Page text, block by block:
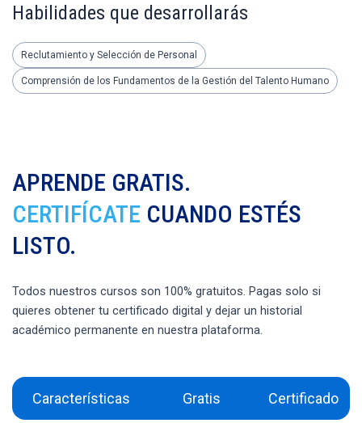
Habilidades que desarrollarás
Reclutamiento y Selección de Personal
Comprensión de los Fundamentos de la Gestión del Talento Humano
APRENDE GRATIS.
CERTIFÍCATE CUANDO ESTÉS
LISTO.
Todos nuestros cursos son 100% gratuitos. Pagas solo si
quieres obtener tu certificado digital y dejar un historial
académico permanente en nuestra plataforma.
Características Gratis Certificado